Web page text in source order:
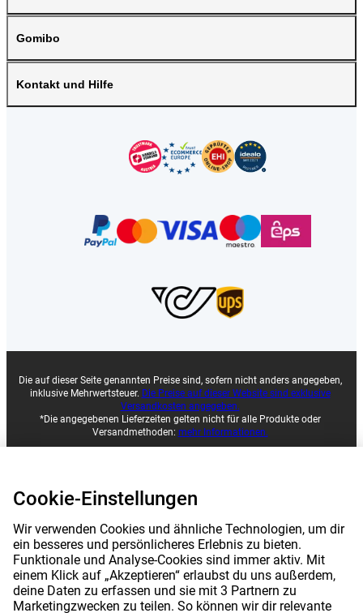
Gomibo
Kontakt und Hilfe
Die auf dieser Seite genannten Preise sind, sofern nicht anders angegeben,
inklusive Mehrwertsteuer. Die Preise auf dieser Website sind exklusive
Versandkosten angegeben.
*Die angegebenen Lieferzeiten gelten nicht für alle Produkte oder
Versandmethoden: mehr Informationen.
Allgemeine Geschäftsbedingungen | Cookie-Einstellungen |
© 2026 Gomibo.at
Cookie-Einstellungen
Wir verwenden Cookies und ähnliche Technologien, um dir
ein besseres und persönlicheres Erlebnis zu bieten.
Funktionale und Analyse-Cookies sind immer aktiv. Mit
einem Klick auf „Akzeptieren“ erlaubst du uns außerdem,
deine Daten zu erfassen und sie mit 3 Partnern zu
Marketingzwecken zu teilen. So können wir dir relevante